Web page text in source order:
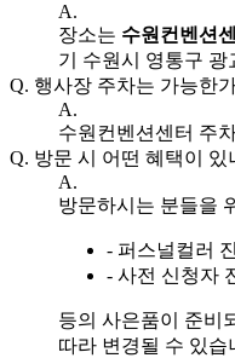
A.
장소는 수원컨벤션
기 수원시 영통구 광
Q. 행사장 주차는 가능한
A.
수원컨벤션센터 주
Q. 방문 시 어떤 혜택이 있
A.
방문하시는 분들을
- 퍼스널컬러
- 사전 신청자
등의 사은품이 준비
따라 변경될 수 있습